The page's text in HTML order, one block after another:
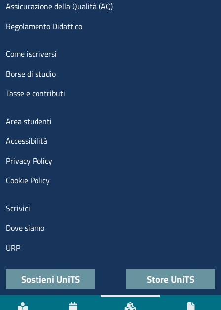
Assicurazione della Qualità (AQ)
Regolamento Didattico
Menu footer 2
Come iscriversi
Borse di studio
Tasse e contributi
Menu footer 3
Area studenti
Accessibilità
Privacy Policy
Cookie Policy
Menu contatti
Scrivici
Dove siamo
URP
Quick links
Sostieni UniTS Store UniTS